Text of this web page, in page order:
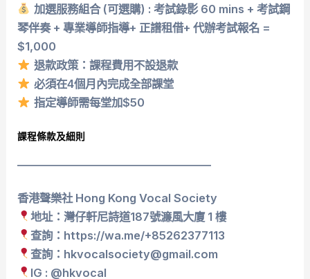
加選服務組合 (可選購) : 考試錄影 60 mins + 考試鋼
琴伴奏 + 專業導師指導+ 正譜租借+ 代辦考試報名 =
$1,000
退款政策：課程費用不設退款
必須在4個月內完成全部課堂
指定導師需每堂加$50
課程條款及細則
香港聲樂社 Hong Kong Vocal Society
地址：灣仔軒尼詩道187號濂風大廈 1 樓
查詢：https://wa.me/+85262377113
查詢：hkvocalsociety@gmail.com
IG : @hkvocal